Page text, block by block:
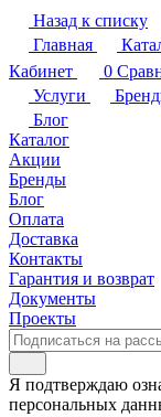
Назад к списку
Главная
Кабинет
0
Услуги
Блог
Каталог
Акции
Бренды
Блог
Оплата
Доставка
Контакты
Гарантия и возврат
Документы
Проекты
Я подтверждаю
персональных